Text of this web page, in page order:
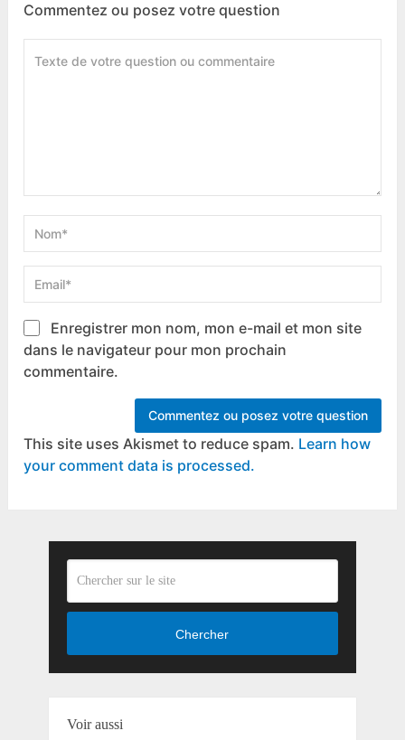
Commentez ou posez votre question
Enregistrer mon nom, mon e-mail et mon site
dans le navigateur pour mon prochain
commentaire.
This site uses Akismet to reduce spam. Learn how
your comment data is processed.
Chercher
Voir aussi